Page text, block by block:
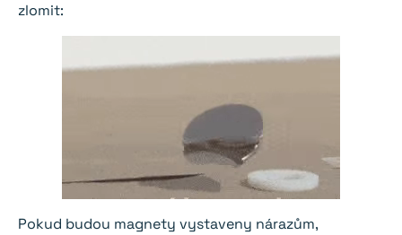
zlomit:
Pokud budou magnety vystaveny nárazům,